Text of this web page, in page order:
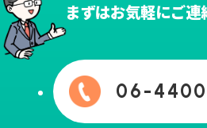
まずはお気軽にご連
06-